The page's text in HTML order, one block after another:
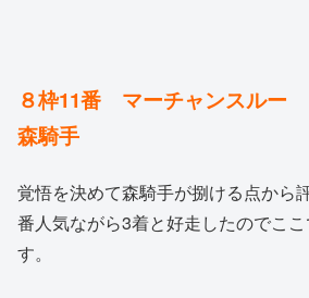
８枠11番 マーチャンスル
森騎手
覚悟を決めて森騎手が捌ける点から
番人気ながら3着と好走したのでこ
す。